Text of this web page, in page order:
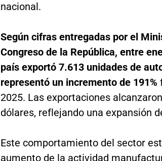
nacional.
Según cifras entregadas por el
Congreso de la República, entre
país exportó 7.613 unidades de
representó un incremento de 191%
2025. Las exportaciones
dólares, reflejando una expansión
Este comportamiento del sector
aumento de la actividad